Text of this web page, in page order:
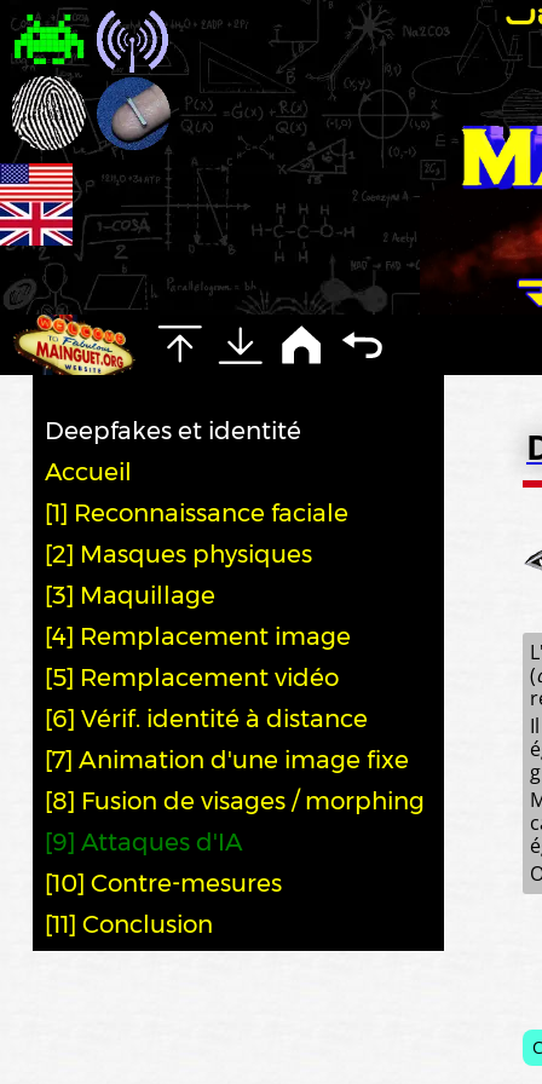
Deepfakes et identité
Accueil
[1] Reconnaissance faciale
[2] Masques physiques
[3] Maquillage
[4] Remplacement image
[5] Remplacement vidéo
[6] Vérif. identité à distance
[7] Animation d'une image fixe
[8] Fusion de visages / morphing
[9] Attaques d'IA
[10] Contre-mesures
[11] Conclusion
(